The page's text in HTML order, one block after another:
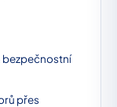
bezpečnostní
přes